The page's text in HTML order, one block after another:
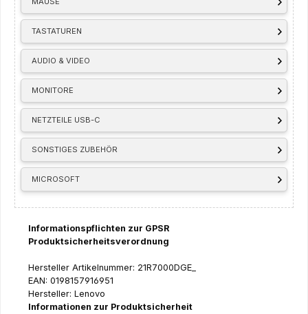
TASTATUREN
AUDIO & VIDEO
MONITORE
NETZTEILE USB-C
SONSTIGES ZUBEHÖR
MICROSOFT
Informationspflichten zur GPSR
Produktsicherheitsverordnung
Hersteller Artikelnummer: 21R7000DGE_
EAN: 0198157916951
Hersteller: Lenovo
Informationen zur Produktsicherheit